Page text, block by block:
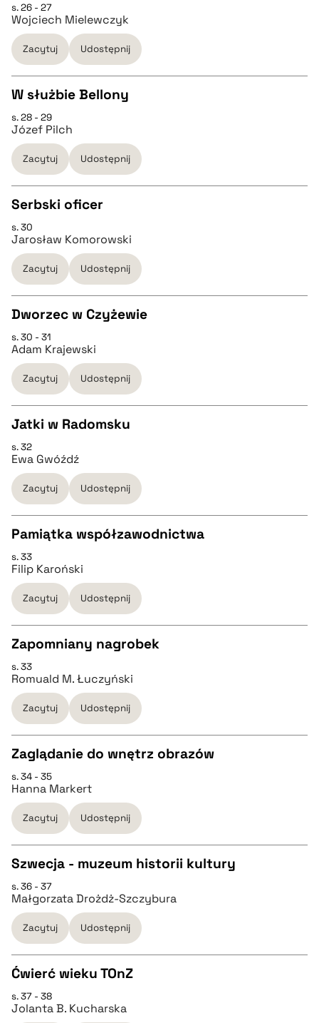
pobierz cytat
CZYSTY TEKST
pobierz cytat
BIBTEX
pobierz cytat
s. 26 - 27
Wojciech Mielewczyk
Zacytuj Udostępnij
CZYSTY TEKST
pobierz cytat
BIBTEX
pobierz cytat
W służbie Bellony
s. 28 - 29
Józef Pilch
Zacytuj Udostępnij
CZYSTY TEKST
pobierz cytat
BIBTEX
pobierz cytat
Serbski oficer
s. 30
Jarosław Komorowski
Zacytuj Udostępnij
CZYSTY TEKST
pobierz cytat
BIBTEX
pobierz cytat
Dworzec w Czyżewie
s. 30 - 31
Adam Krajewski
Zacytuj Udostępnij
CZYSTY TEKST
pobierz cytat
BIBTEX
pobierz cytat
Jatki w Radomsku
s. 32
Ewa Gwóźdź
Zacytuj Udostępnij
CZYSTY TEKST
pobierz cytat
BIBTEX
pobierz cytat
Pamiątka współzawodnictwa
s. 33
Filip Karoński
Zacytuj Udostępnij
CZYSTY TEKST
pobierz cytat
BIBTEX
pobierz cytat
Zapomniany nagrobek
s. 33
Romuald M. Łuczyński
Zacytuj Udostępnij
CZYSTY TEKST
pobierz cytat
BIBTEX
pobierz cytat
Zaglądanie do wnętrz obrazów
s. 34 - 35
Hanna Markert
Zacytuj Udostępnij
CZYSTY TEKST
pobierz cytat
BIBTEX
pobierz cytat
Szwecja - muzeum historii kultury
s. 36 - 37
Małgorzata Drożdż-Szczybura
Zacytuj Udostępnij
CZYSTY TEKST
Ćwierć wieku TOnZ
s. 37 - 38
Jolanta B. Kucharska